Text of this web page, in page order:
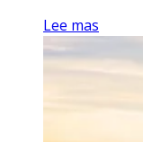
Lee mas